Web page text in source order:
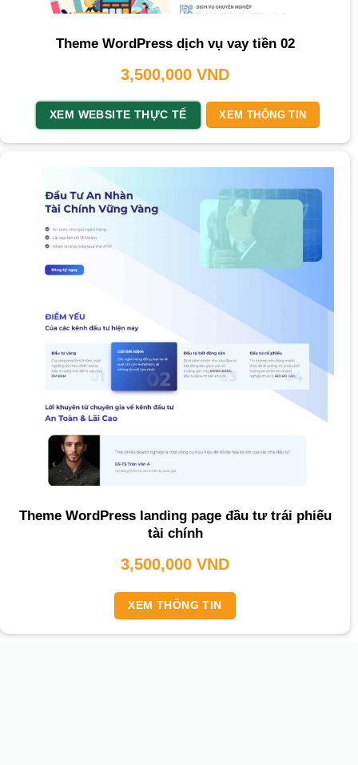
Theme WordPress dịch vụ vay tiền 02
3,500,000 VND
XEM WEBSITE THỰC TẾ XEM THÔNG TIN
Theme WordPress landing page đầu tư trái phiếu
tài chính
3,500,000 VND
XEM THÔNG TIN